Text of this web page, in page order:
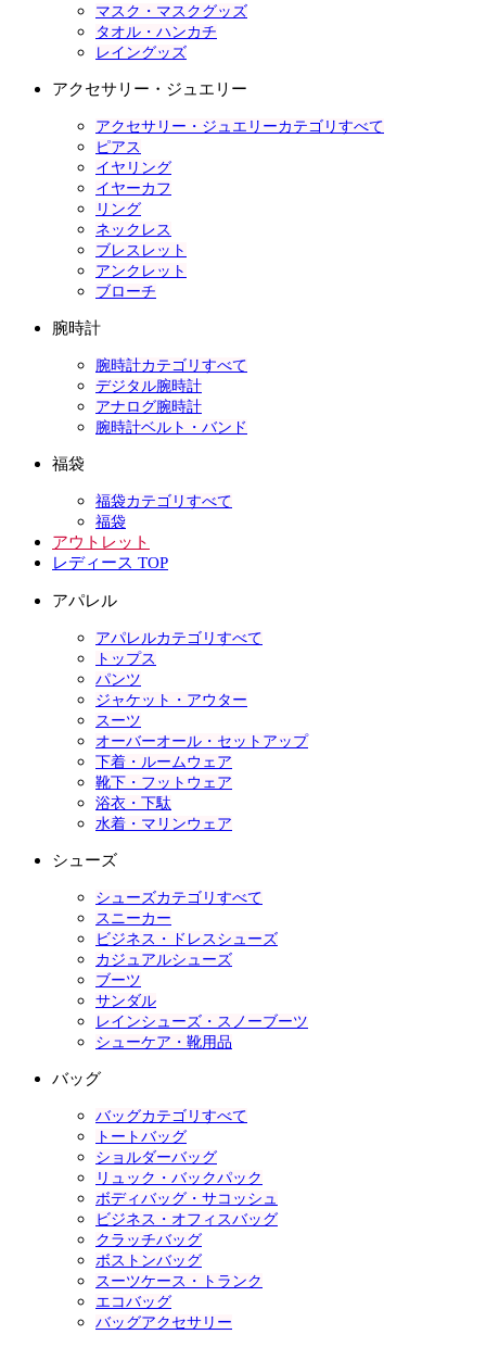
マスク・マスクグッズ
タオル・ハンカチ
レイングッズ
アクセサリー・ジュエリー
アクセサリー・ジュエリーカテゴリすべて
ピアス
イヤリング
イヤーカフ
リング
ネックレス
ブレスレット
アンクレット
ブローチ
腕時計
腕時計カテゴリすべて
デジタル腕時計
アナログ腕時計
腕時計ベルト・バンド
福袋
福袋カテゴリすべて
福袋
アウトレット
レディース TOP
アパレル
アパレルカテゴリすべて
トップス
パンツ
ジャケット・アウター
スーツ
オーバーオール・セットアップ
下着・ルームウェア
靴下・フットウェア
浴衣・下駄
水着・マリンウェア
シューズ
シューズカテゴリすべて
スニーカー
ビジネス・ドレスシューズ
カジュアルシューズ
ブーツ
サンダル
レインシューズ・スノーブーツ
シューケア・靴用品
バッグ
バッグカテゴリすべて
トートバッグ
ショルダーバッグ
リュック・バックパック
ボディバッグ・サコッシュ
ビジネス・オフィスバッグ
クラッチバッグ
ボストンバッグ
スーツケース・トランク
エコバッグ
バッグアクセサリー